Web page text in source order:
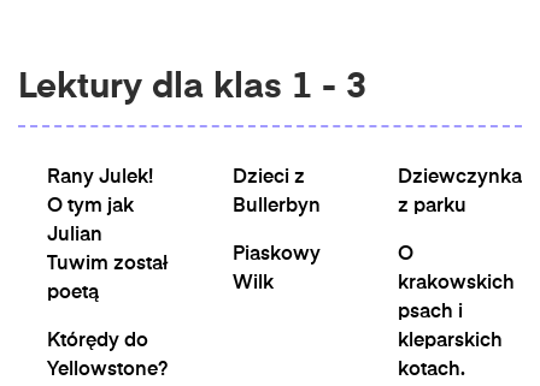
Lektury dla klas 1 - 3
Rany Julek!
O tym jak
Julian
Tuwim został
poetą
Którędy do
Yellowstone?
Dzieci z
Bullerbyn
Piaskowy
Wilk
Dziewczynka
z parku
O
krakowskich
psach i
kleparskich
kotach.